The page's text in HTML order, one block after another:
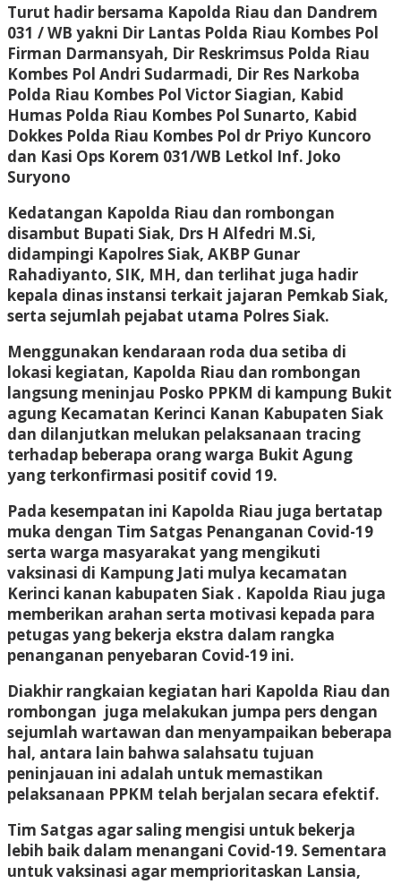
Turut hadir bersama Kapolda Riau dan Dandrem
031 / WB yakni Dir Lantas Polda Riau Kombes Pol
Firman Darmansyah, Dir Reskrimsus Polda Riau
Kombes Pol Andri Sudarmadi, Dir Res Narkoba
Polda Riau Kombes Pol Victor Siagian, Kabid
Humas Polda Riau Kombes Pol Sunarto, Kabid
Dokkes Polda Riau Kombes Pol dr Priyo Kuncoro
dan Kasi Ops Korem 031/WB Letkol Inf. Joko
Suryono
Kedatangan Kapolda Riau dan rombongan
disambut Bupati Siak, Drs H Alfedri M.Si,
didampingi Kapolres Siak, AKBP Gunar
Rahadiyanto, SIK, MH, dan terlihat juga hadir
kepala dinas instansi terkait jajaran Pemkab Siak,
serta sejumlah pejabat utama Polres Siak.
Menggunakan kendaraan roda dua setiba di
lokasi kegiatan, Kapolda Riau dan rombongan
langsung meninjau Posko PPKM di kampung Bukit
agung Kecamatan Kerinci Kanan Kabupaten Siak
dan dilanjutkan melukan pelaksanaan tracing
terhadap beberapa orang warga Bukit Agung
yang terkonfirmasi positif covid 19.
Pada kesempatan ini Kapolda Riau juga bertatap
muka dengan Tim Satgas Penanganan Covid-19
serta warga masyarakat yang mengikuti
vaksinasi di Kampung Jati mulya kecamatan
Kerinci kanan kabupaten Siak . Kapolda Riau juga
memberikan arahan serta motivasi kepada para
petugas yang bekerja ekstra dalam rangka
penanganan penyebaran Covid-19 ini.
Diakhir rangkaian kegiatan hari Kapolda Riau dan
rombongan juga melakukan jumpa pers dengan
sejumlah wartawan dan menyampaikan beberapa
hal, antara lain bahwa salahsatu tujuan
peninjauan ini adalah untuk memastikan
pelaksanaan PPKM telah berjalan secara efektif.
Tim Satgas agar saling mengisi untuk bekerja
lebih baik dalam menangani Covid-19. Sementara
untuk vaksinasi agar memprioritaskan Lansia,